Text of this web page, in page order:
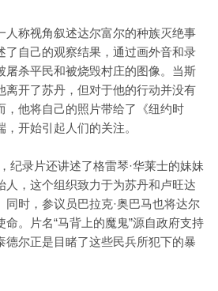
人称视角叙述达尔富尔的种族灭绝事
了自己的观察结果，通过画外音和录
屠杀平民和被烧毁村庄的图像。当斯
离开了苏丹，但对于他的行动并没有
，他将自己的照片带给了《纽约时
开始引起人们的关注。
纪录片还讲述了格雷琴·华莱士的妹妹
人，这个组织致力于为苏丹和卢旺达
同时，参议员巴拉克·奥巴马也将达尔
。片名“马背上的魔鬼”源自政府支持
德尔正是目睹了这些民兵所犯下的暴